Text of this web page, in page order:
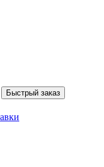
Быстрый заказ